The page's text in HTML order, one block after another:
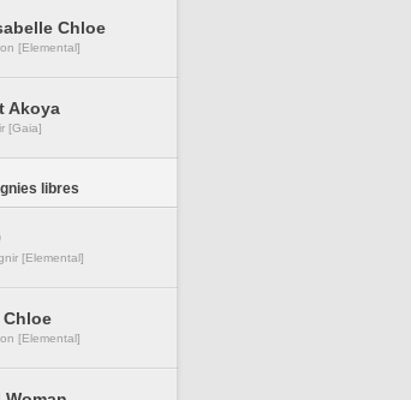
Chloe
[Elemental]
Akoya
[Gaia]
libres
[Elemental]
Chloe
[Elemental]